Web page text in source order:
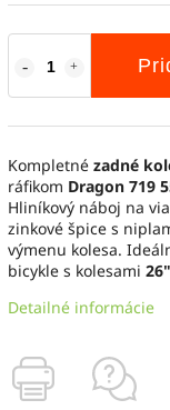
Kompletné zadné
ráfikom Dragon 719
Hliníkový náboj na
zinkové špice s
výmenu kolesa.
bicykle s kolesami 26"
Detailné informácie